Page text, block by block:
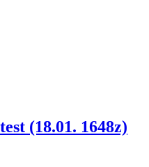
(18.01. 1648z)